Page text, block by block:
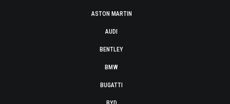
ASTON MARTIN
AUDI
BENTLEY
BMW
BUGATTI